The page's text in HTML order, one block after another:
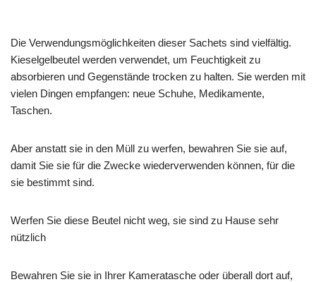
Die Verwendungsmöglichkeiten dieser Sachets sind vielfältig.
Kieselgelbeutel werden verwendet, um Feuchtigkeit zu
absorbieren und Gegenstände trocken zu halten. Sie werden mit
vielen Dingen empfangen: neue Schuhe, Medikamente,
Taschen.
Aber anstatt sie in den Müll zu werfen, bewahren Sie sie auf,
damit Sie sie für die Zwecke wiederverwenden können, für die
sie bestimmt sind.
Werfen Sie diese Beutel nicht weg, sie sind zu Hause sehr
nützlich
Bewahren Sie sie in Ihrer Kameratasche oder überall dort auf,